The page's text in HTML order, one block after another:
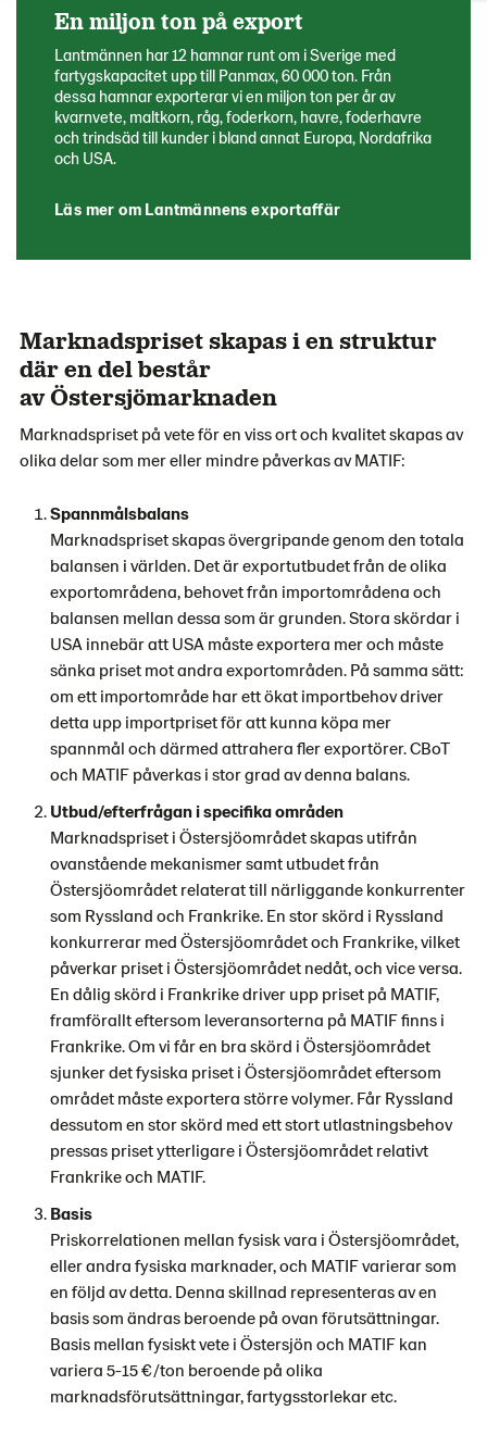
En miljon ton på export
Lantmännen har 12 hamnar runt om i Sverige med
fartygskapacitet upp till Panmax, 60 000 ton. Från
dessa hamnar exporterar vi en miljon ton per år av
kvarnvete, maltkorn, råg, foderkorn, havre, foderhavre
och trindsäd till kunder i bland annat Europa, Nordafrika
och USA.
Läs mer om Lantmännens exportaffär
Marknadspriset skapas i en struktur
där en del består
av Östersjömarknaden
Marknadspriset på vete för en viss ort och kvalitet skapas av
olika delar som mer eller mindre påverkas av MATIF:
Spannmålsbalans
Marknadspriset skapas övergripande genom den totala
balansen i världen. Det är exportutbudet från de olika
exportområdena, behovet från importområdena och
balansen mellan dessa som är grunden. Stora skördar i
USA innebär att USA måste exportera mer och måste
sänka priset mot andra exportområden. På samma sätt:
om ett importområde har ett ökat importbehov driver
detta upp importpriset för att kunna köpa mer
spannmål och därmed attrahera fler exportörer. CBoT
och MATIF påverkas i stor grad av denna balans.
Utbud/efterfrågan i specifika områden
Marknadspriset i Östersjöområdet skapas utifrån
ovanstående mekanismer samt utbudet från
Östersjöområdet relaterat till närliggande konkurrenter
som Ryssland och Frankrike. En stor skörd i Ryssland
konkurrerar med Östersjöområdet och Frankrike, vilket
påverkar priset i Östersjöområdet nedåt, och vice versa.
En dålig skörd i Frankrike driver upp priset på MATIF,
framförallt eftersom leveransorterna på MATIF finns i
Frankrike. Om vi får en bra skörd i Östersjöområdet
sjunker det fysiska priset i Östersjöområdet eftersom
området måste exportera större volymer. Får Ryssland
dessutom en stor skörd med ett stort utlastningsbehov
pressas priset ytterligare i Östersjöområdet relativt
Frankrike och MATIF.
Basis
Priskorrelationen mellan fysisk vara i Östersjöområdet,
eller andra fysiska marknader, och MATIF varierar som
en följd av detta. Denna skillnad representeras av en
basis som ändras beroende på ovan förutsättningar.
Basis mellan fysiskt vete i Östersjön och MATIF kan
variera 5-15 €/ton beroende på olika
marknadsförutsättningar, fartygsstorlekar etc.